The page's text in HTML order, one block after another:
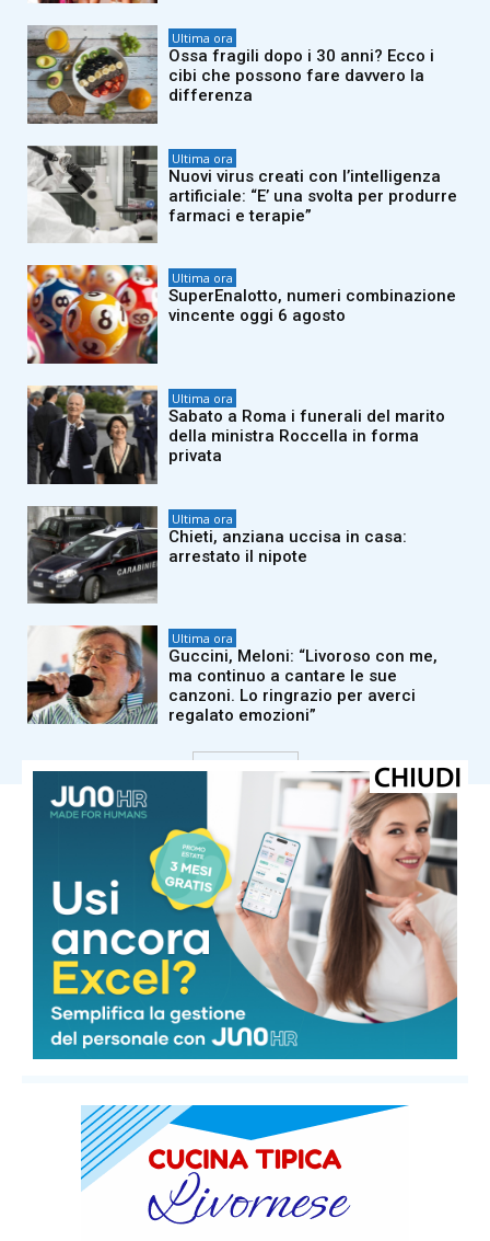
Ultima ora
Ossa fragili dopo i 30 anni? Ecco i
cibi che possono fare davvero la
differenza
Ultima ora
Nuovi virus creati con l’intelligenza
artificiale: “E’ una svolta per produrre
farmaci e terapie”
Ultima ora
SuperEnalotto, numeri combinazione
vincente oggi 6 agosto
Ultima ora
Sabato a Roma i funerali del marito
della ministra Roccella in forma
privata
Ultima ora
Chieti, anziana uccisa in casa:
arrestato il nipote
Ultima ora
Guccini, Meloni: “Livoroso con me,
ma continuo a cantare le sue
canzoni. Lo ringrazio per averci
regalato emozioni”
Carica altri
COMUNE DI MASSA
25.3°C 25.3°
25.3
73 % 0.4kmh 0 %
VEN
35°
SAB
35°
DOM
32° 32° 29°